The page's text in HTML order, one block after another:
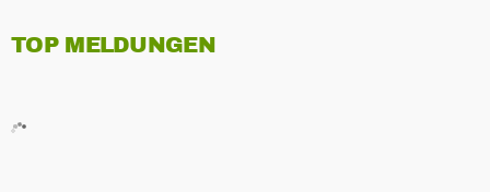
TOP MELDUNGEN